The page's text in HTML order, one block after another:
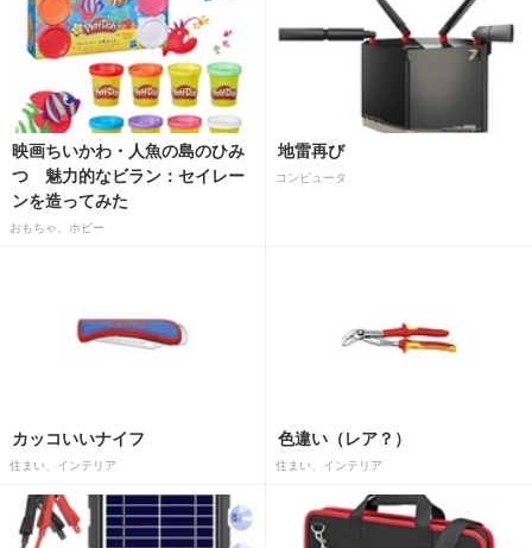
映画ちいかわ・人魚の島のひみ
つ 魅力的なビラン：セイレー
ンを造ってみた
おもちゃ、ホビー
地雷再び
コンピュータ
カッコいいナイフ
住まい、インテリア
色違い（レア？）
住まい、インテリア